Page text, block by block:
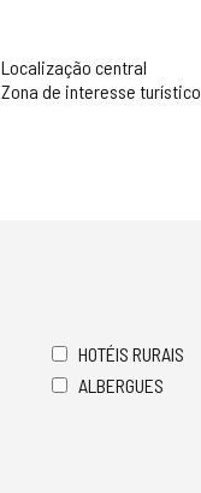
Localização central
Zona de interesse turístico
HOTÉIS RURAIS
ALBERGUES